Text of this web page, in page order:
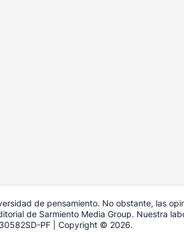
de pensamiento. No obstante, las
de Sarmiento Media Group. Nuestra
PF | Copyright © 2026.